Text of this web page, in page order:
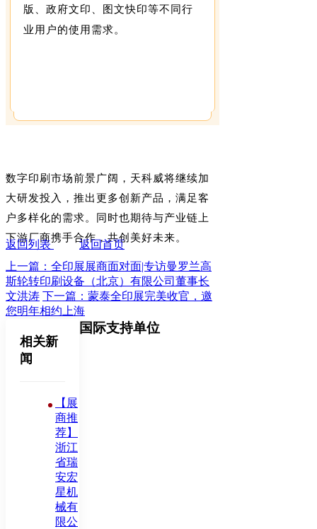
版、政府文印、图文快印等不同行
业用户的使用需求。
数字印刷市场前景广阔，天科威将继续加
大研发投入，推出更多创新产品，满足客
户多样化的需求。同时也期待与产业链上
下游厂商携手合作，共创美好未来。
返回列表
返回首页
上一篇：全印展展商面对面|专访曼罗兰高
斯轮转印刷设备（北京）有限公司董事长
文洪涛 下一篇：蒙泰全印展完美收官，邀
您明年相约上海
相关新
闻
【展
商推
荐】
浙江
省瑞
安宏
星机
械有
限公
国际支持单位